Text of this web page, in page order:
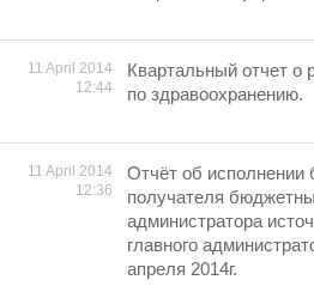
11 April 2014
12:44
Квартальный отчет о
по здравоохранению.
11 April 2014
12:36
Отчёт об исполнении
получателя
администратора
главного
апреля 2014г.